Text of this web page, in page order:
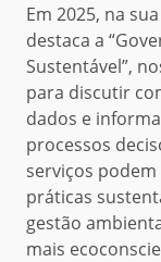
Em 2025, na
destaca a
Sustentável”,
para discutir
dados e
processos
serviços
práticas
gestão
mais